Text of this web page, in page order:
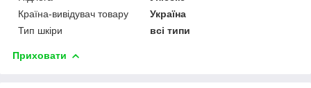
Країна-вивідувач товару
Україна
Тип шкіри
всі типи
Приховати